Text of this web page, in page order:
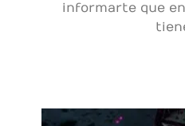
informarte que